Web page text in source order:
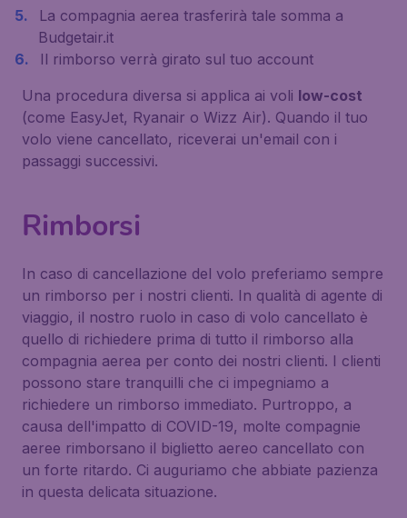
La compagnia aerea trasferirà tale somma a
Budgetair.it
Il rimborso verrà girato sul tuo account
Una procedura diversa si applica ai voli low-cost
(come EasyJet, Ryanair o Wizz Air). Quando il tuo
volo viene cancellato, riceverai un'email con i
passaggi successivi.
Rimborsi
In caso di cancellazione del volo preferiamo sempre
un rimborso per i nostri clienti. In qualità di agente di
viaggio, il nostro ruolo in caso di volo cancellato è
quello di richiedere prima di tutto il rimborso alla
compagnia aerea per conto dei nostri clienti. I clienti
possono stare tranquilli che ci impegniamo a
richiedere un rimborso immediato. Purtroppo, a
causa dell'impatto di COVID-19, molte compagnie
aeree rimborsano il biglietto aereo cancellato con
un forte ritardo. Ci auguriamo che abbiate pazienza
in questa delicata situazione.